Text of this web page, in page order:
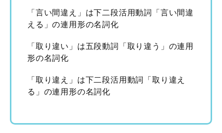
「言い間違え」は下二段活用動詞「言い間違
える」の連用形の名詞化
「取り違い」は五段動詞「取り違う」の連用
形の名詞化
「取り違え」は下二段活用動詞「取り違え
る」の連用形の名詞化